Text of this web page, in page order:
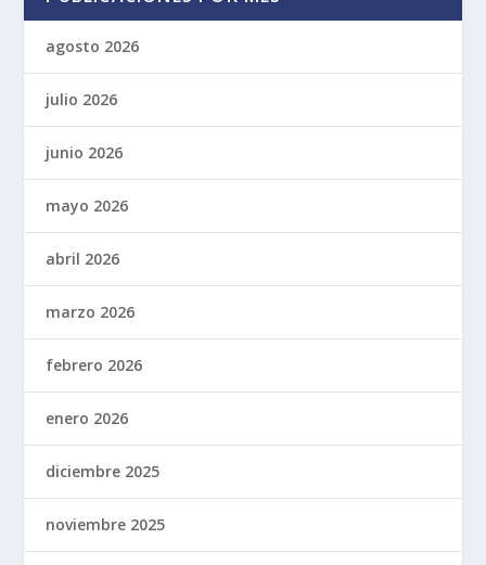
agosto 2026
julio 2026
junio 2026
mayo 2026
abril 2026
marzo 2026
febrero 2026
enero 2026
diciembre 2025
noviembre 2025